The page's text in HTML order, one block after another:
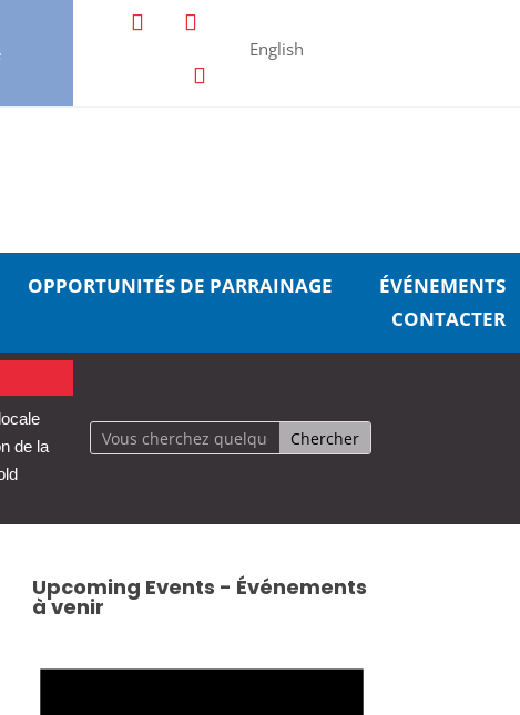
English
OPPORTUNITÉS DE PARRAINAGE
ÉVÉNEMENTS
CONTACTER
de la
Upcoming Events - Événements
à venir